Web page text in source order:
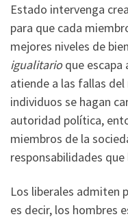
Estado intervenga
para que cada
mejores niveles de
igualitarioque escapa
atiende a las fallas
individuos se hagan
autoridad política,
miembros de la
responsabilidades
Los liberales admiten
es decir, los hombres